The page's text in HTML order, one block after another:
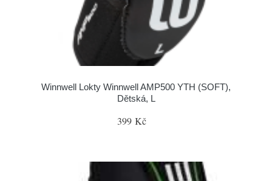
Winnwell Lokty Winnwell AMP500 YTH (SOFT),
Dětská, L
399 Kč